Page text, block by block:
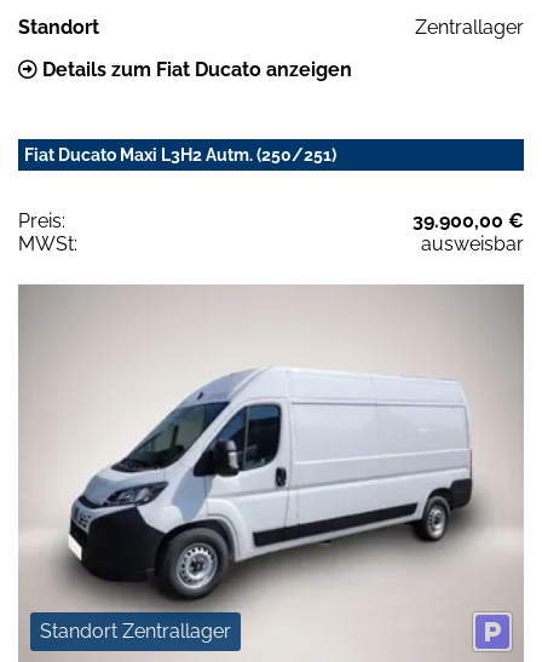
Standort
Zentrallager
Details zum Fiat Ducato anzeigen
Fiat Ducato Maxi L3H2 Autm. (250/251)
Preis:
39.900,00 €
MWSt:
ausweisbar
Standort Zentrallager